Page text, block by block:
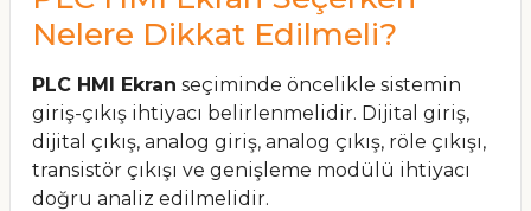
Nelere Dikkat Edilmeli?
PLC HMI Ekran seçiminde öncelikle sistemin
giriş-çıkış ihtiyacı belirlenmelidir. Dijital giriş,
dijital çıkış, analog giriş, analog çıkış, röle çıkışı,
transistör çıkışı ve genişleme modülü ihtiyacı
doğru analiz edilmelidir.